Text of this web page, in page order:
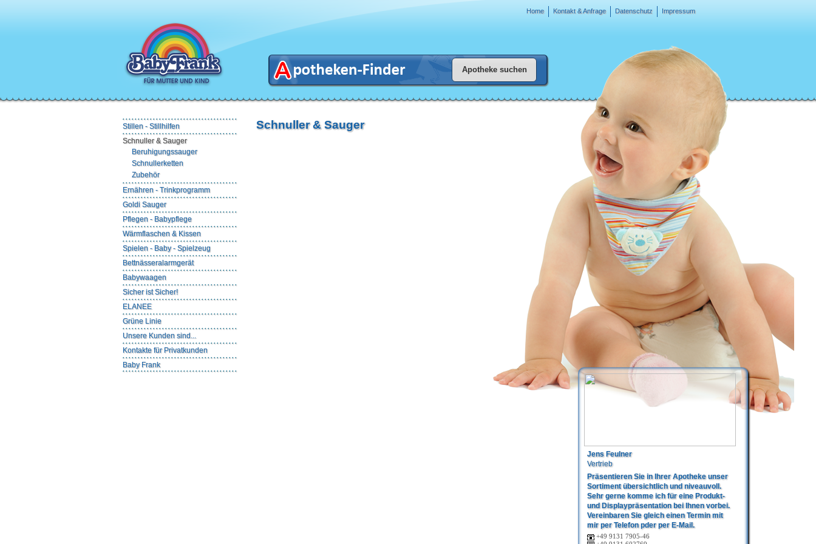
Impressum
Datenschutz
Kontakt & Anfrage
Home
Stillen - Stillhilfen
Schnuller & Sauger
Beruhigungssauger
Schnullerketten
Zubehör
Ernähren - Trinkprogramm
Goldi Sauger
Pflegen - Babypflege
Wärmflaschen & Kissen
Spielen - Baby - Spielzeug
Bettnässeralarmgerät
Babywaagen
Sicher ist Sicher!
ELANEE
Grüne Linie
Unsere Kunden sind...
Kontakte für Privatkunden
Baby Frank
Schnuller & Sauger
Jens Feulner
Vertrieb
Präsentieren Sie in Ihrer Apotheke unser
Sortiment übersichtlich und niveauvoll.
Sehr gerne komme ich für eine Produkt-
und Displaypräsentation bei Ihnen vorbei.
Vereinbaren Sie gleich einen Termin mit
mir per Telefon pder per E-Mail.
+49 9131 7905-46